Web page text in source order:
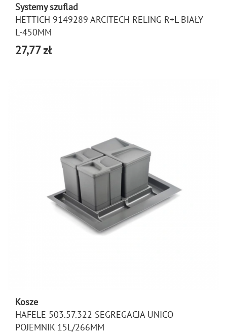
Systemy szuflad
HETTICH 9149289 ARCITECH RELING R+L BIAŁY
L-450MM
27,77 zł
Kosze
HAFELE 503.57.322 SEGREGACJA UNICO
POJEMNIK 15L/266MM